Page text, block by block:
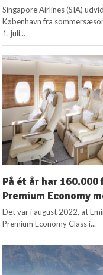
Singapore Airlines (SIA)
København fra
1. juli...
På ét år har
Premium Economy
Det var i august 2022, at
Premium Economy Class i...